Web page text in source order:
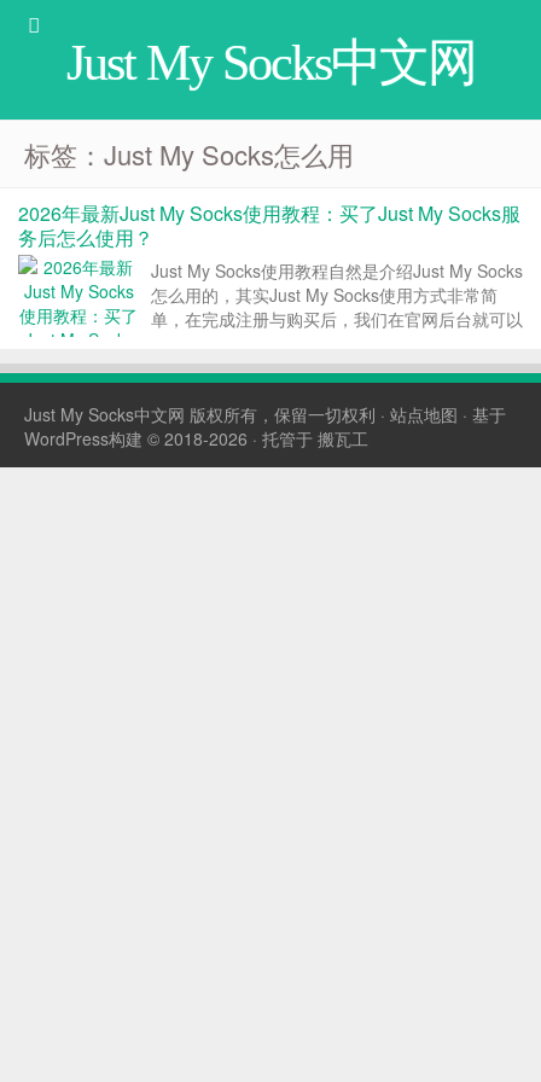
Just My Socks中文网
标签：Just My Socks怎么用
2026年最新Just My Socks使用教程：买了Just My Socks服
务后怎么使用？
Just My Socks使用教程自然是介绍Just My Socks
怎么用的，其实Just My Socks使用方式非常简
单，在完成注册与购买后，我们在官网后台就可以
到客户端就可以直接使用了。 Just My Socks 使
Just My Socks中文网 版权所有，保留一切权利 · 站点地图 · 基于
WordPress构建 © 2018-2026 · 托管于 搬瓦工